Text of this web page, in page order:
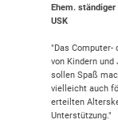
Ehem.
USK
"Das Computer-
von Kindern
sollen Spaß
vielleicht auch
erteilten
Unterstützung."